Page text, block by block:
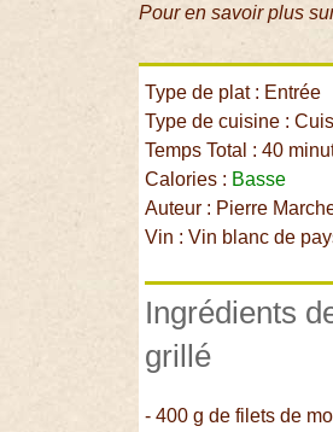
Pour en savoir plus
Type de plat : Entrée
Type de cuisine :
Temps Total : 40
Calories : Basse
Auteur : Pierre
Vin : Vin blanc de
Ingrédients
grillé
- 400 g de filets de